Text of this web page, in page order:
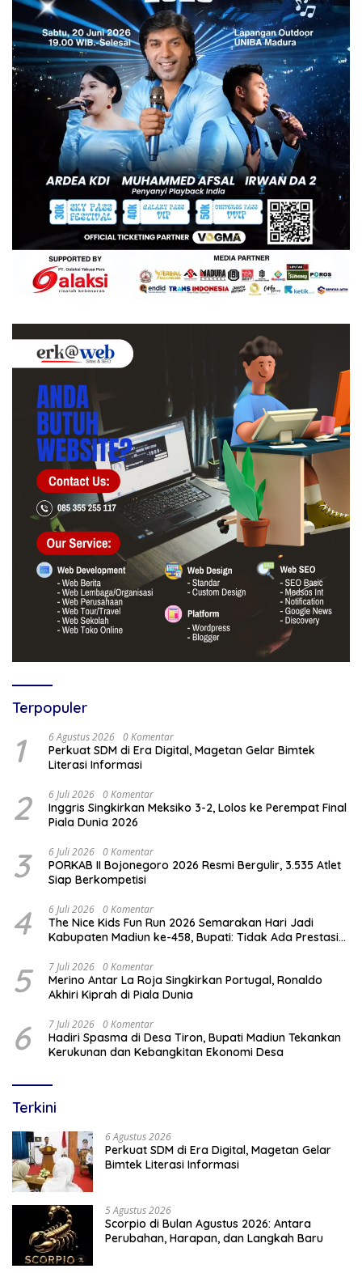
Terpopuler
1 6 Agustus 2026 0 Komentar
Perkuat SDM di Era Digital, Magetan Gelar Bimtek
Literasi Informasi
2 6 Juli 2026 0 Komentar
Inggris Singkirkan Meksiko 3-2, Lolos ke Perempat Final
Piala Dunia 2026
3 6 Juli 2026 0 Komentar
PORKAB II Bojonegoro 2026 Resmi Bergulir, 3.535 Atlet
Siap Berkompetisi
4 6 Juli 2026 0 Komentar
The Nice Kids Fun Run 2026 Semarakan Hari Jadi
Kabupaten Madiun ke-458, Bupati: Tidak Ada Prestasi
5 7 Juli 2026 0 Komentar
Merino Antar La Roja Singkirkan Portugal, Ronaldo
Akhiri Kiprah di Piala Dunia
6 7 Juli 2026 0 Komentar
Hadiri Spasma di Desa Tiron, Bupati Madiun Tekankan
Kerukunan dan Kebangkitan Ekonomi Desa
Terkini
6 Agustus 2026
Perkuat SDM di Era Digital, Magetan Gelar
Bimtek Literasi Informasi
5 Agustus 2026
Scorpio di Bulan Agustus 2026: Antara
Perubahan, Harapan, dan Langkah Baru